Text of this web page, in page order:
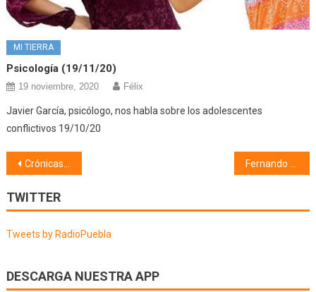
MI TIERRA
Psicología (19/11/20)
19 noviembre, 2020 Félix
Javier García, psicólogo, nos habla sobre los adolescentes
conflictivos 19/10/20
Navegación
de
entradas
Crónicas (20/08/25) Fernando de Rojas y la tradición Sefardí (22/08/25)
TWITTER
Tweets by RadioPuebla
DESCARGA NUESTRA APP